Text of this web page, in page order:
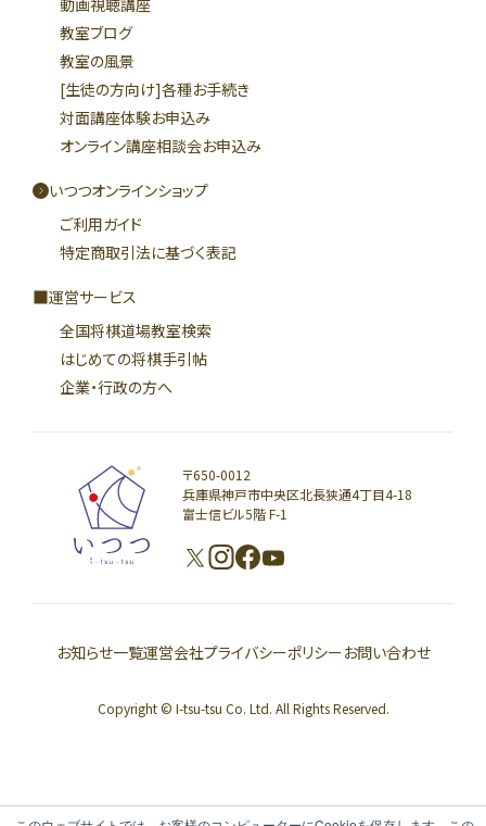
〒650-0012
兵庫県神戸市中央区北長狭通4丁目4-18
富士信ビル5階 F-1
教室ブログ
教室の風景
[生徒の方向け]各種お手続き
対面講座体験お申込み
オンライン講座相談会お申込み
いつつオンラインショップ
ご利用ガイド
特定商取引法に基づく表記
運営サービス
全国将棋道場教室検索
はじめての将棋手引帖
企業・行政の方へ
お知らせ一覧運営会社プライバシーポリシーお問い合わせ
Copyright © I-tsu-tsu Co. Ltd. All Rights Reserved.